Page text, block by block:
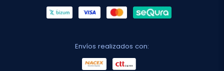
Envíos realizados con: